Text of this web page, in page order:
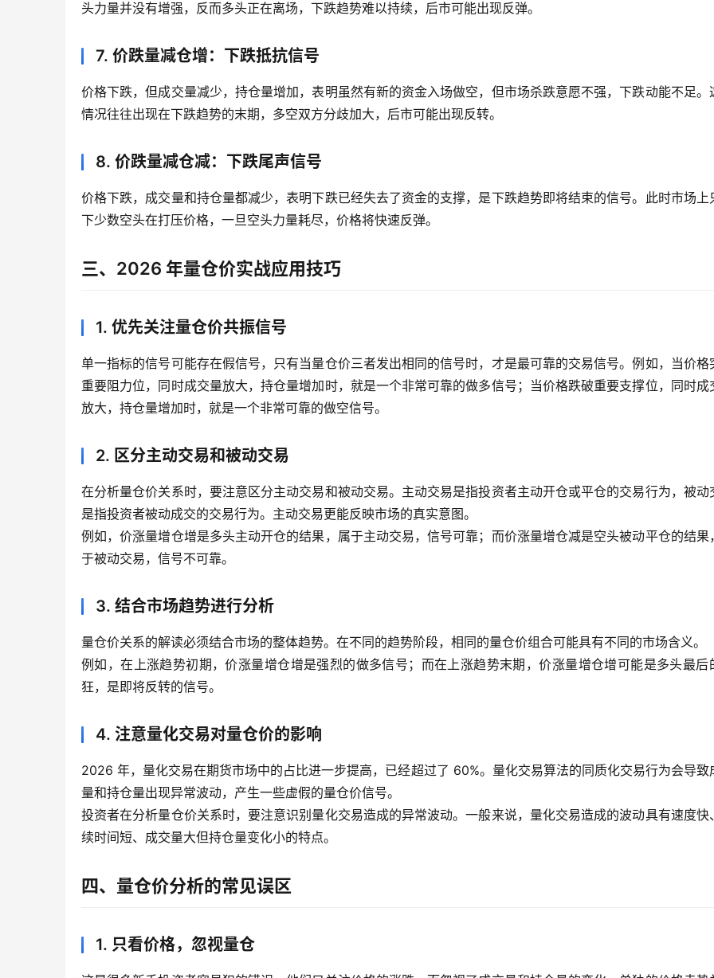
头力量并没有增强，反而多头正在离场，下跌趋势难以持续，后市可能出现反弹。
7. 价跌量减仓增：下跌抵抗信号
价格下跌，但成交量减少，持仓量增加，表明虽然有新的资金入场做空，但市场杀跌意愿不强，下跌动能不足。
情况往往出现在下跌趋势的末期，多空双方分歧加大，后市可能出现反转。
8. 价跌量减仓减：下跌尾声信号
价格下跌，成交量和持仓量都减少，表明下跌已经失去了资金的支撑，是下跌趋势即将结束的信号。此时市场上
下少数空头在打压价格，一旦空头力量耗尽，价格将快速反弹。
三、2026 年量仓价实战应用技巧
1. 优先关注量仓价共振信号
单一指标的信号可能存在假信号，只有当量仓价三者发出相同的信号时，才是最可靠的交易信号。例如，当价格
重要阻力位，同时成交量放大，持仓量增加时，就是一个非常可靠的做多信号；当价格跌破重要支撑位，同时成
放大，持仓量增加时，就是一个非常可靠的做空信号。
2. 区分主动交易和被动交易
在分析量仓价关系时，要注意区分主动交易和被动交易。主动交易是指投资者主动开仓或平仓的交易行为，被动
是指投资者被动成交的交易行为。主动交易更能反映市场的真实意图。
例如，价涨量增仓增是多头主动开仓的结果，属于主动交易，信号可靠；而价涨量增仓减是空头被动平仓的结果
于被动交易，信号不可靠。
3. 结合市场趋势进行分析
量仓价关系的解读必须结合市场的整体趋势。在不同的趋势阶段，相同的量仓价组合可能具有不同的市场含义。
例如，在上涨趋势初期，价涨量增仓增是强烈的做多信号；而在上涨趋势末期，价涨量增仓增可能是多头最后
狂，是即将反转的信号。
4. 注意量化交易对量仓价的影响
2026 年，量化交易在期货市场中的占比进一步提高，已经超过了 60%。量化交易算法的同质化交易行为会导致
量和持仓量出现异常波动，产生一些虚假的量仓价信号。
投资者在分析量仓价关系时，要注意识别量化交易造成的异常波动。一般来说，量化交易造成的波动具有速度快
续时间短、成交量大但持仓量变化小的特点。
四、量仓价分析的常见误区
1. 只看价格，忽视量仓